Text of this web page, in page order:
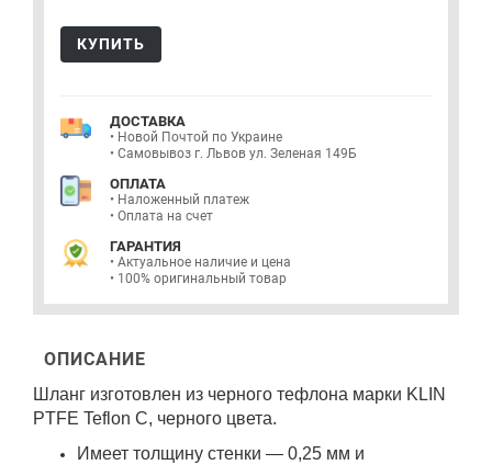
КУПИТЬ
ДОСТАВКА
• Новой Почтой по Украине
• Самовывоз г. Львов ул. Зеленая 149Б
ОПЛАТА
• Наложенный платеж
• Оплата на счет
ГАРАНТИЯ
• Актуальное наличие и цена
• 100% оригинальный товар
ОПИСАНИЕ
Шланг изготовлен из черного тефлона марки KLIN
PTFE Teflon C, черного цвета.
Имеет толщину стенки — 0,25 мм и